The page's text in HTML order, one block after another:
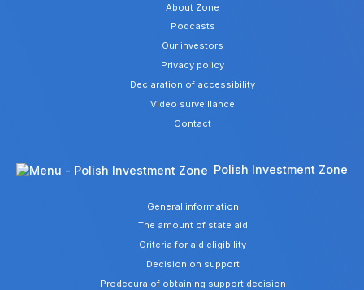
About Zone
Podcasts
Our investors
Privacy policy
Declaration of accessibility
Video surveillance
Contact
Polish Investment Zone
General information
The amount of state aid
Criteria for aid eligibility
Decision on support
Prodecura of obtaining support decision